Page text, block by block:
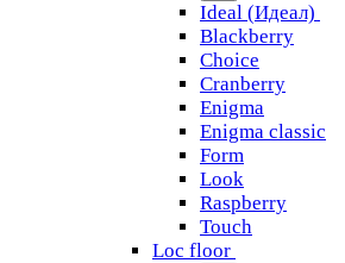
Ideal (Идеал)
Blackberry
Choice
Cranberry
Enigma
Enigma classic
Form
Look
Raspberry
Touch
Loc floor